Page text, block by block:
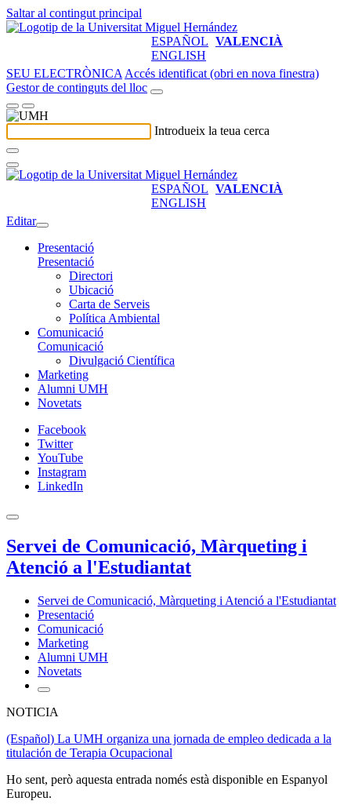
Saltar al contingut principal
ESPAÑOL VALENCIÀ
ENGLISH
SEU ELECTRÒNICA Accés identificat (obri en nova finestra)
Gestor de continguts del lloc
Introdueix la teua cerca
ESPAÑOL VALENCIÀ
ENGLISH
Editar
Presentació
Presentació
Directori
Ubicació
Carta de Serveis
Política Ambiental
Comunicació
Comunicació
Divulgació Científica
Marketing
Alumni UMH
Novetats
Facebook
Twitter
YouTube
Instagram
LinkedIn
Servei de Comunicació, Màrqueting i
Atenció a l'Estudiantat
Servei de Comunicació, Màrqueting i Atenció a l'Estudiantat
Presentació
Comunicació
Marketing
Alumni UMH
Novetats
NOTICIA
(Español) La UMH organiza una jornada de empleo dedicada a la
titulación de Terapia Ocupacional
Ho sent, però aquesta entrada només està disponible en Espanyol
Europeu.